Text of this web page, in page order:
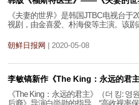
《夫妻的世界》是韩国JTBC电视台于
视剧，由金喜爱、朴海俊等主演。该
朝鲜日报网 | 2020-05-08
李敏镐新作《The King：永远的君
《The King：永远的君主》（더 킹: 영
后裔》导演白尚勋的指导、“高收视率